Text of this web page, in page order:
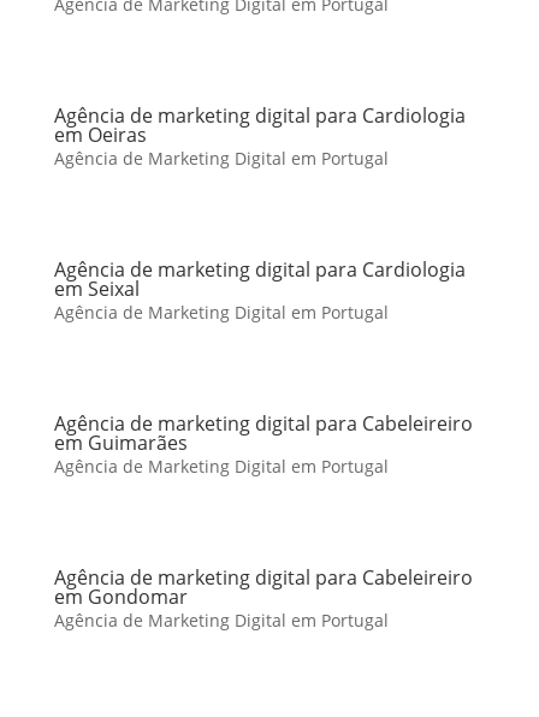
Agência de marketing digital para Cardiologia
em Oeiras
Agência de Marketing Digital em Portugal
Agência de marketing digital para Cardiologia
em Seixal
Agência de Marketing Digital em Portugal
Agência de marketing digital para Cabeleireiro
em Guimarães
Agência de Marketing Digital em Portugal
Agência de marketing digital para Cabeleireiro
em Gondomar
Agência de Marketing Digital em Portugal